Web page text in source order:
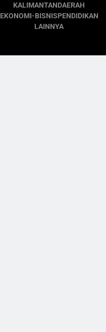
KALIMANTANDAERAH
EKONOMI-BISNISPENDIDIKAN
LAINNYA